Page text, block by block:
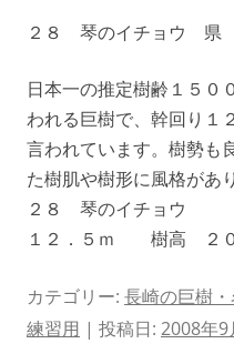
２８ 琴のイチョウ 県
日本一の推定樹齢１５０
われる巨樹で、幹回り１
言われています。樹勢も
た樹肌や樹形に風格があ
２８ 琴のイチョウ
１２．５ｍ 樹高 ２
カテゴリー: 長崎の巨樹・
練習用 | 投稿日: 2008年9